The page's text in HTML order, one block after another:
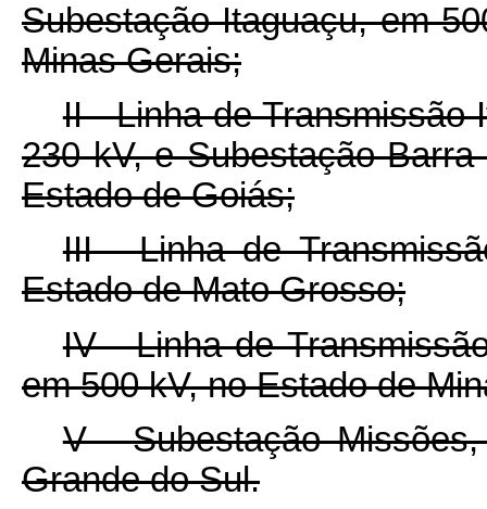
Subestação Itaguaçu, em
Minas Gerais;
II - Linha de Transmissão
230 kV, e Subestação
Estado de Goiás;
III - Linha de
Estado de Mato Grosso;
IV - Linha de
em 500 kV, no Estado de
V - Subestação
Grande do Sul.